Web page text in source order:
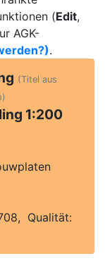
(Edit,
AGK-
.
(Titel aus
1:200
Qualität: